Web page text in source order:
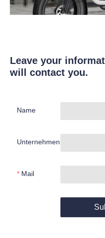
Leave your
will contact you.
Name
Unternehmen
Mail